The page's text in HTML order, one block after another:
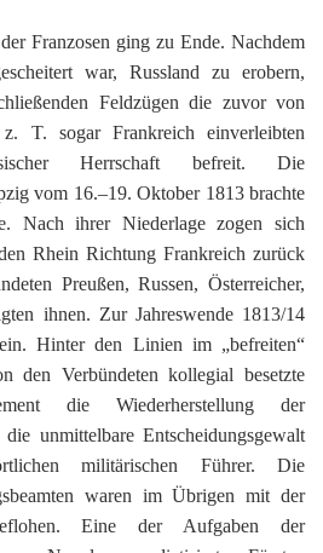
Franzosen ging zu Ende. Nachdem
war, Russland zu erobern,
Feldzügen die zuvor von
T. sogar Frankreich einverleibten
Herrschaft befreit. Die
vom 16.–19. Oktober 1813 brachte
Nach ihrer Niederlage zogen sich
Rhein Richtung Frankreich zurück
Preußen, Russen, Österreicher,
ihnen. Zur Jahreswende 1813/14
Hinter den Linien im „befreiten“
den Verbündeten kollegial besetzte
die Wiederherstellung der
unmittelbare Entscheidungsgewalt
militärischen Führer. Die
waren im Übrigen mit der
Eine der Aufgaben der